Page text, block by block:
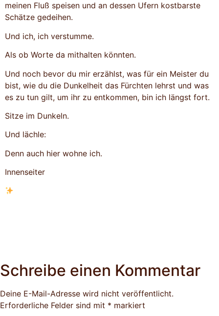
meinen Fluß speisen und an dessen Ufern kostbarste
Schätze gedeihen.
Und ich, ich verstumme.
Als ob Worte da mithalten könnten.
Und noch bevor du mir erzählst, was für ein Meister du
bist, wie du die Dunkelheit das Fürchten lehrst und was
es zu tun gilt, um ihr zu entkommen, bin ich längst fort.
Sitze im Dunkeln.
Und lächle:
Denn auch hier wohne ich.
Innenseiter
Schreibe einen Kommentar
Deine E-Mail-Adresse wird nicht veröffentlicht.
Erforderliche Felder sind mit * markiert